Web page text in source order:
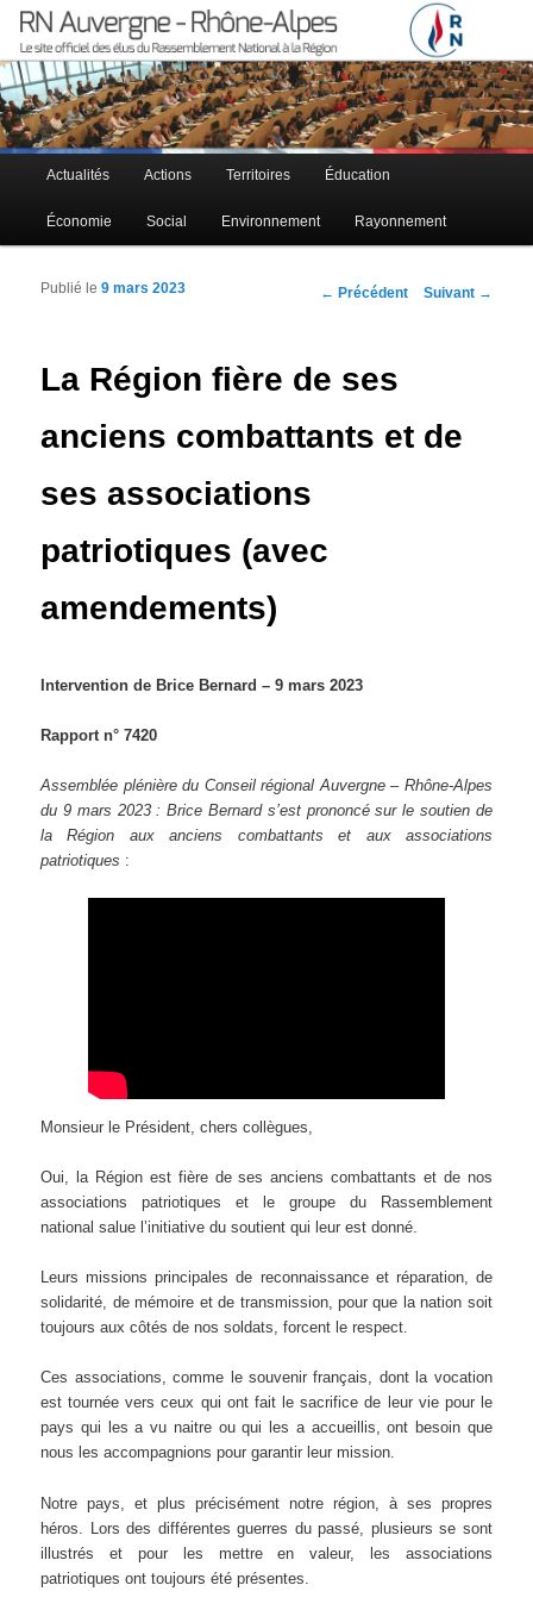
RN Auvergne – Rhône-Alpes
Le site officiel des élus RN à la région Auvergne – Rhône-Alpes
Menu principal
Aller au contenu principal
Aller au contenu secondaire
Actualités Actions Territoires Éducation
Économie Social Environnement Rayonnement
Navigation des articles
← Précédent Suivant →
La Région fière de ses
anciens combattants et de
ses associations
patriotiques (avec
amendements)
Publié le9 mars 2023
Intervention de Brice Bernard – 9 mars 2023
Rapport n° 7420
Assemblée plénière du Conseil régional Auvergne – Rhône-Alpes
du 9 mars 2023 : Brice Bernard s’est prononcé sur le soutien de
la Région aux anciens combattants et aux associations
patriotiques :
Monsieur le Président, chers collègues,
Oui, la Région est fière de ses anciens combattants et de nos
associations patriotiques et le groupe du Rassemblement
national salue l’initiative du soutient qui leur est donné.
Leurs missions principales de reconnaissance et réparation, de
solidarité, de mémoire et de transmission, pour que la nation soit
toujours aux côtés de nos soldats, forcent le respect.
Ces associations, comme le souvenir français, dont la vocation
est tournée vers ceux qui ont fait le sacrifice de leur vie pour le
pays qui les a vu naitre ou qui les a accueillis, ont besoin que
nous les accompagnions pour garantir leur mission.
Notre pays, et plus précisément notre région, à ses propres
héros. Lors des différentes guerres du passé, plusieurs se sont
illustrés et pour les mettre en valeur, les associations
patriotiques ont toujours été présentes.